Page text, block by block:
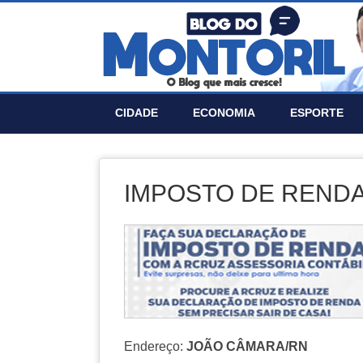
CIDADE ECONOMIA ESPORTE
IMPOSTO DE
Endereço: JOÃO CÂMARA/RN